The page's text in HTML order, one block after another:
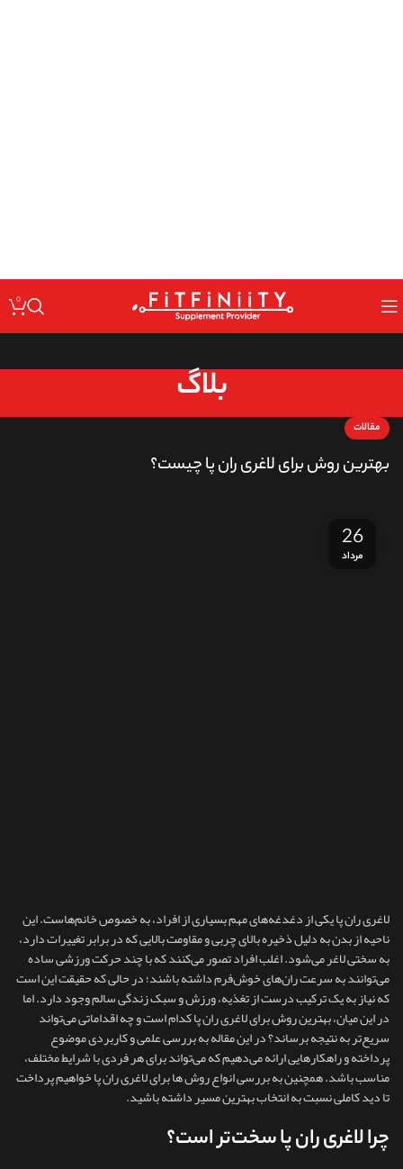
0
بلاگ
مقالات
بهترین روش برای لاغری ران پا چیست؟
26
مرداد
لاغری ران پا یکی از دغدغه‌های مهم بسیاری از افراد، به‌ خصوص خانم‌هاست. این
ناحیه از بدن به دلیل ذخیره بالای چربی و مقاومت بالایی که در برابر تغییرات دارد،
به‌ سختی لاغر می‌شود. اغلب افراد تصور می‌کنند که با چند حرکت ورزشی ساده
می‌توانند به سرعت ران‌های خوش‌فرم داشته باشند؛ در حالی که حقیقت این است
که نیاز به یک ترکیب درست از تغذیه، ورزش و سبک زندگی سالم وجود دارد. اما
در این میان، بهترین روش برای لاغری ران پا کدام است و چه اقداماتی می‌تواند
سریع‌تر به نتیجه برساند؟ در این مقاله به بررسی علمی و کاربردی موضوع
پرداخته و راهکارهایی ارائه می‌دهیم که می‌تواند برای هر فردی با شرایط مختلف،
مناسب باشد. همچنین به بررسی انواع روش ها برای لاغری ران پا خواهیم پرداخت
تا دید کاملی نسبت به انتخاب بهترین مسیر داشته باشید.
چرا لاغری ران پا سخت‌تر است؟